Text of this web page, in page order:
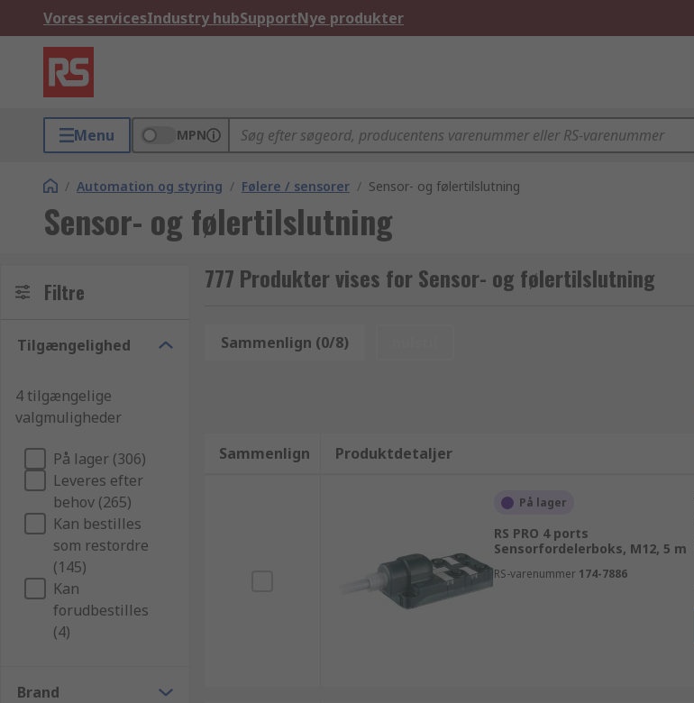
Vores servicesIndustry hubSupportNye produkter
Menu MPN
/ Automation og styring / Følere / sensorer / Sensor- og følertilslutning
Sensor- og følertilslutning
Filtre
Tilgængelighed
4 tilgængelige
valgmuligheder
På lager (306)
Leveres efter
behov (265)
Kan bestilles
som restordre
(145)
Kan
forudbestilles
(4)
Brand
777 Produkter vises for Sensor- og følertilslutning
Sammenlign (0/8)
Sammenlign Produktdetaljer
På lager
RS PRO 4 ports
Sensorfordelerboks, M12, 5 m
RS-varenummer 174-7886